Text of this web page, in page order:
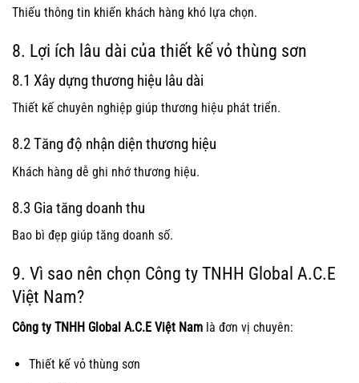
Thiếu thông tin khiến khách hàng khó lựa chọn.
8. Lợi ích lâu dài của thiết kế vỏ thùng sơn
8.1 Xây dựng thương hiệu lâu dài
Thiết kế chuyên nghiệp giúp thương hiệu phát triển.
8.2 Tăng độ nhận diện thương hiệu
Khách hàng dễ ghi nhớ thương hiệu.
8.3 Gia tăng doanh thu
Bao bì đẹp giúp tăng doanh số.
9. Vì sao nên chọn Công ty TNHH Global A.C.E
Việt Nam?
Công ty TNHH Global A.C.E Việt Nam là đơn vị chuyên:
Thiết kế vỏ thùng sơn